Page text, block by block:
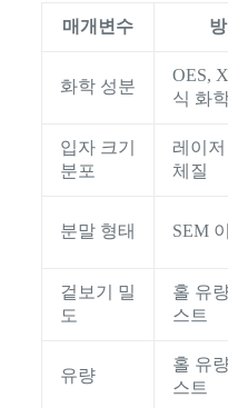
매개변수
화학 성분
OES,
식 화
입자 크기
분포
레이
체질
분말 형태 SEM
겉보기 밀
도
홀 유
스트
유량
홀 유
스트